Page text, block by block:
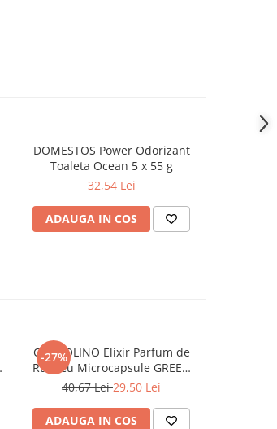
DOMESTOS Power Odorizant
Toaleta Ocean 5 x 55 g
32,54 Lei
ADAUGA IN COS
-27%
COCCOLINO Elixir Parfum de
Rufe cu Microcapsule GREEN
SPA 342 ml
40,67 Lei29,50 Lei
ADAUGA IN COS